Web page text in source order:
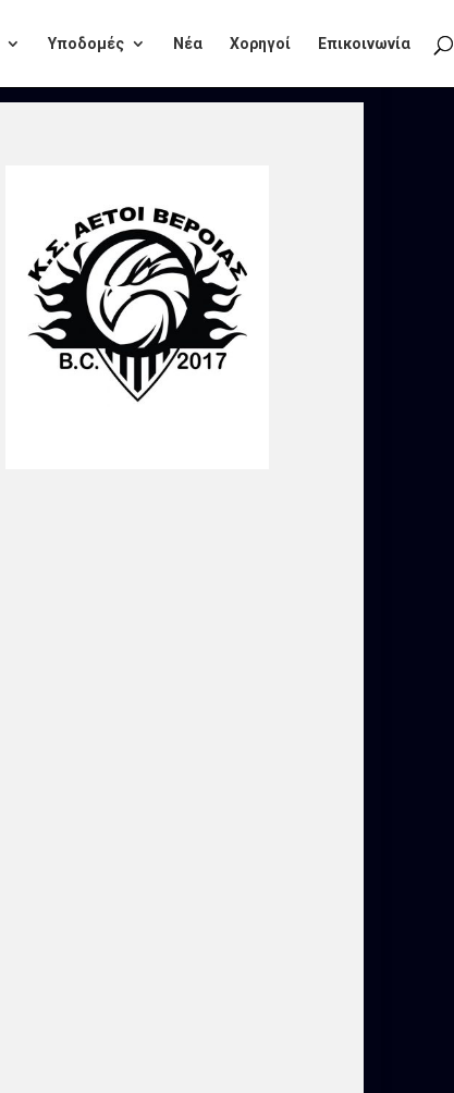
Υποδομές Νέα Χορηγοί Επικοινωνία